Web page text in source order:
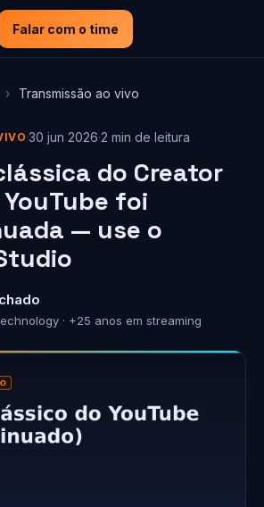
Falar com o time
› Transmissão ao vivo
·30 jun 2026·2 min de leitura
do Creator
foi
— use o
· +25 anos em streaming